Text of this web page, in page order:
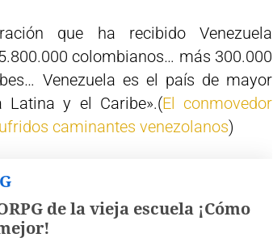
que ha recibido Venezuela
colombianos… más 300.000
Venezuela es el país de mayor
Latina y el Caribe».(El conmovedor
caminantes venezolanos)
de la vieja escuela ¡Cómo